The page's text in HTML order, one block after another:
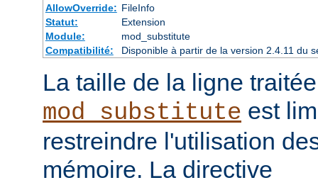
AllowOverride: FileInfo
Statut:
Extension
Module:
mod_substitute
Compatibilité:
Disponible à partir de la version 2.4.11 du
La taille de la ligne
mod_substitute est
restreindre l'utilisation
mémoire. La directive